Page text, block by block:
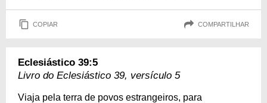
COPIAR COMPARTILHAR
Eclesiástico 39:5
Livro do Eclesiástico 39, versículo 5
Viaja pela terra de povos estrangeiros, para